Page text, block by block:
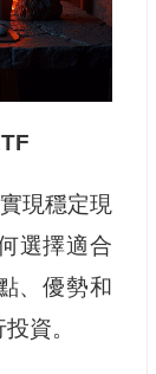
現穩定現
選擇適合
、優勢和
資。